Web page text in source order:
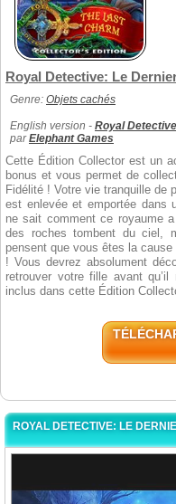
Royal Detective: Le
Genre: Objets cachés
English version - Royal
parElephant Games
Cette Édition Collector est un
bonus et vous permet de
Fidélité ! Votre vie tranquille de
est enlevée et emportée dans
ne sait comment ce royaume
des roches tombent du ciel,
pensent que vous êtes la
! Vous devrez absolument
retrouver votre fille avant
inclus dans cette Édition
ROYAL DETECTIVE: LE